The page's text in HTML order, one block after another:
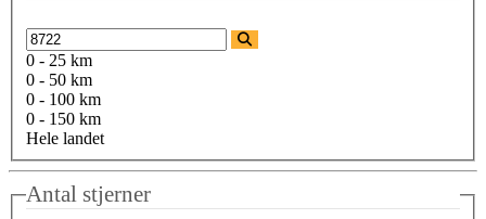
0 - 25 km
0 - 50 km
0 - 100 km
0 - 150 km
Hele landet
Antal stjerner